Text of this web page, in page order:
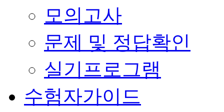
모의고사
문제 및 정답확인
실기프로그램
수험자가이드